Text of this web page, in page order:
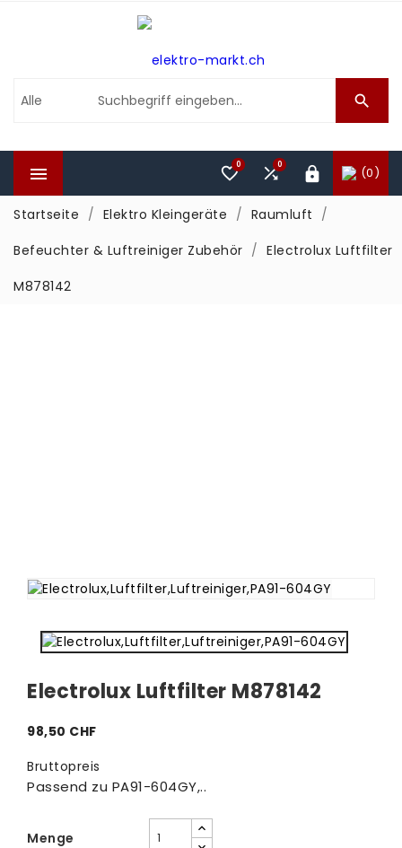

 (0)

0
0
Startseite Elektro Kleingeräte
Raumluft
Befeuchter & Luftreiniger Zubehör
Electrolux Luftfilter
M878142
Electrolux Luftfilter M878142
98,50 CHF
Bruttopreis
Passend zu PA91-604GY,..
Menge